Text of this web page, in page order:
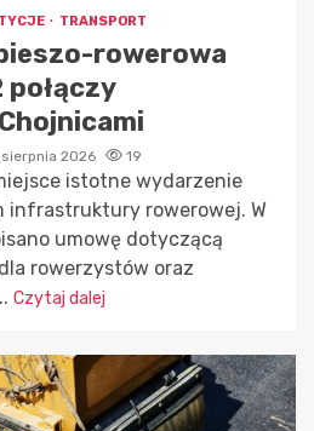
TRANSPORT
rowerowa
połączy
sierpnia 2026 19
istotne wydarzenie
infrastruktury rowerowej. W
umowę dotyczącą
rowerzystów oraz
Czytaj dalej